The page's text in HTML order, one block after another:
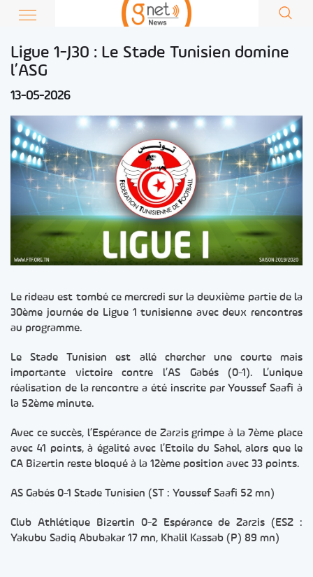
Ligue 1-J30 : Le Stade Tunisien domine
l’ASG
13-05-2026
Le rideau est tombé ce mercredi sur la deuxième partie de la
30ème journée de Ligue 1 tunisienne avec deux rencontres
au programme.
Le Stade Tunisien est allé chercher une courte mais
importante victoire contre l’AS Gabés (0-1). L’unique
réalisation de la rencontre a été inscrite par Youssef Saafi à
la 52ème minute.
Avec ce succès, l’Espérance de Zarzis grimpe à la 7ème place
avec 41 points, à égalité avec l’Etoile du Sahel, alors que le
CA Bizertin reste bloqué à la 12ème position avec 33 points.
AS Gabés 0-1 Stade Tunisien (ST : Youssef Saafi 52 mn)
Club Athlétique Bizertin 0-2 Espérance de Zarzis (ESZ :
Yakubu Sadiq Abubakar 17 mn, Khalil Kassab (P) 89 mn)